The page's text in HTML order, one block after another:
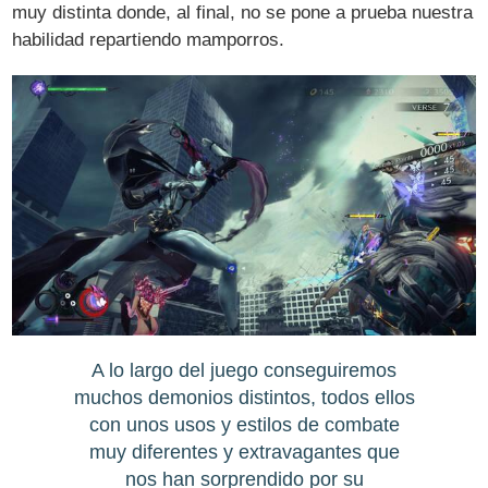
muy distinta donde, al final, no se pone a prueba nuestra
habilidad repartiendo mamporros.
A lo largo del juego conseguiremos
muchos demonios distintos, todos ellos
con unos usos y estilos de combate
muy diferentes y extravagantes que
nos han sorprendido por su